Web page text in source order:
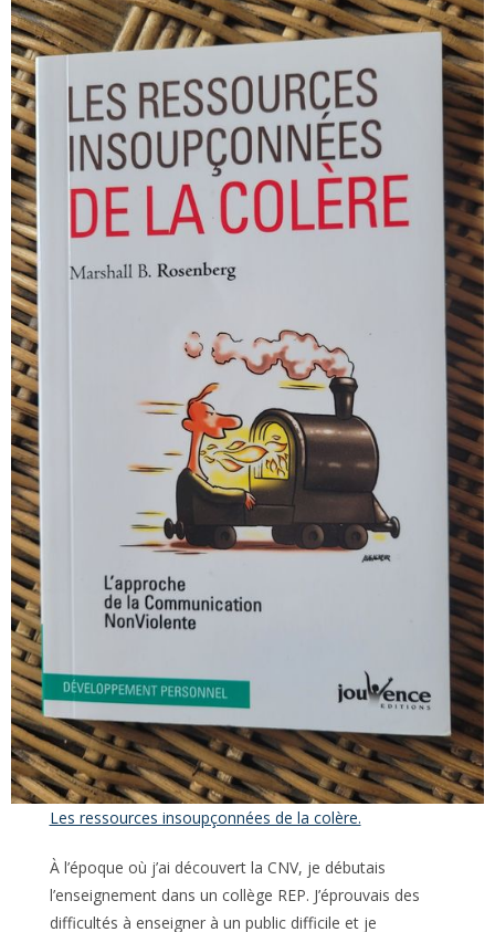
Ateliers en ligne :
–Hypersensible : apaiser les conflits sans t’écraser ni exploser
–
– Se libérer des rumination, du stress et de l’anxiété
Idée lecture